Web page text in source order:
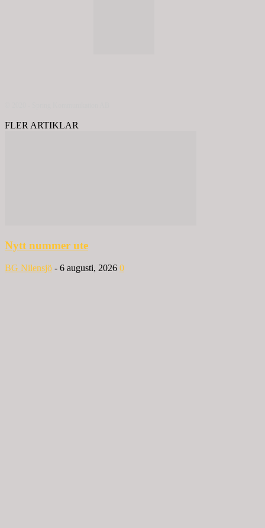
FLER ARTIKLAR
Nytt nummer ute
BG Nilensjö - 6 augusti, 2026 0